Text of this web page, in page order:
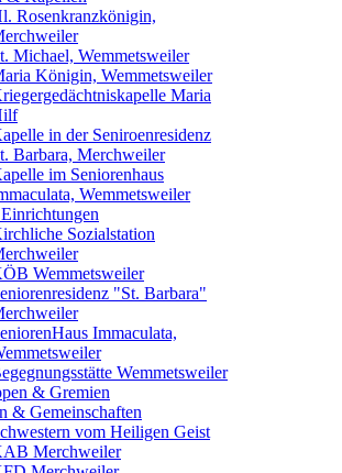
Rosenkranzkönigin,
Michael, Wemmetsweiler
Königin, Wemmetsweiler
Maria
in der Seniroenresidenz
Barbara, Merchweiler
im Seniorenhaus
Wemmetsweiler
Sozialstation
Wemmetsweiler
"St. Barbara"
Immaculata,
Wemmetsweiler
& Gremien
& Gemeinschaften
vom Heiligen Geist
Merchweiler